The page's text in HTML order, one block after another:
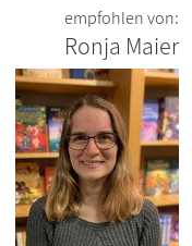
empfohlen von:
Ronja Maier